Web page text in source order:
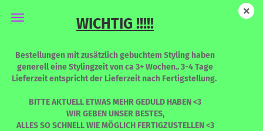
WICHTIG !!!!!
Bestellungen mit zusätzlich gebuchtem Styling haben
generell eine Stylingzeit von ca 3+ Wochen.. 3-4 Tage
Lieferzeit entspricht der Lieferzeit nach Fertigstellung.
BITTE AKTUELL ETWAS MEHR GEDULD HABEN <3
WIR GEBEN UNSER BESTES,
ALLES SO SCHNELL WIE MÖGLICH FERTIGZUSTELLEN <3
New Katy - I´m Barbie Bitch - LIMITED EDITION